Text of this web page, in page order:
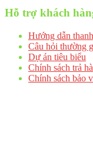
Hỗ trợ khách
Hướng dẫn
Câu hỏi thường
Dự án tiêu biểu
Chính sách trả
Chính sách bảo